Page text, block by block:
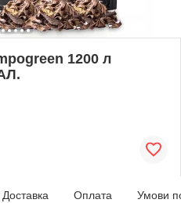
1200 л
Доставка Оплата Умови